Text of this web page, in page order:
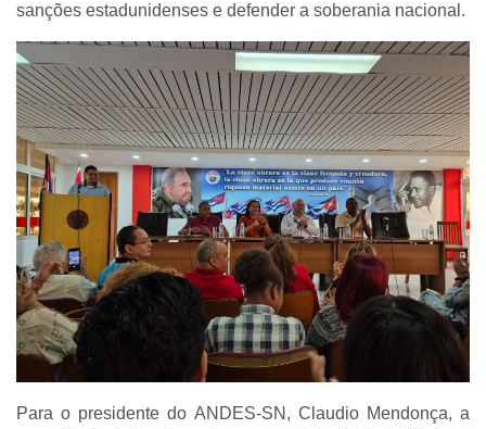
sanções estadunidenses e defender a soberania nacional.
Para o presidente do ANDES-SN, Claudio Mendonça, a